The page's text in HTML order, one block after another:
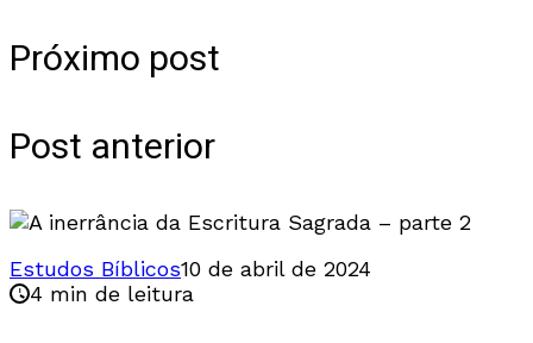
Próximo post
Post anterior
Estudos Bíblicos10 de abril de 2024
4 min de leitura